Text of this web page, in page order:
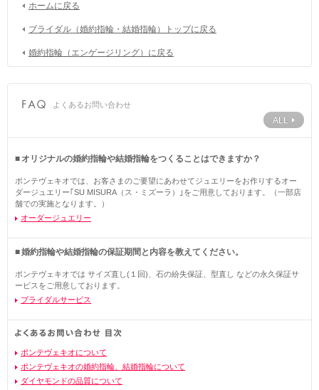
ホームに戻る
ブライダル（婚約指輪・結婚指輪）トップに戻る
婚約指輪（エンゲージリング）に戻る
よくあるお問い合わせ
ALL
オリジナルの婚約指輪や結婚指輪をつくることはできますか？
ポンテヴェキオでは、お客さまのご要望にあわせてジュエリーをお作りするオー
ダージュエリー｢SU MISURA（ス・ミズーラ）｣をご用意しております。（一部店
舗での実施となります。）
オーダージュエリー
婚約指輪や結婚指輪の保証期間と内容を教えてください。
ポンテヴェキオでは サイズ直し(１回)、石の紛失保証、型直し などの永久保証サ
ービスをご用意しております。
ブライダルサービス
ポンテヴェキオについて
ポンテヴェキオの婚約指輪、結婚指輪について
ダイヤモンドの品質について